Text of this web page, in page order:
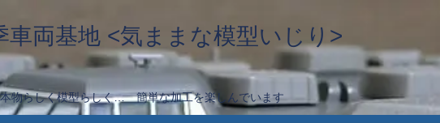
車両基地 <気ままな模型いじり>
本物らしく模型らしく… 簡単な加工を楽しんでいます